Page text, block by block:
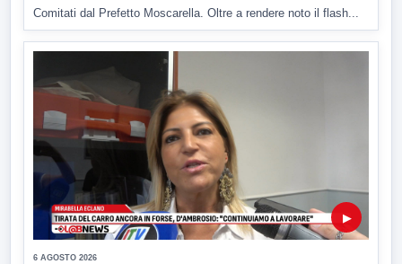
Comitati dal Prefetto Moscarella. Oltre a rendere noto il flash...
▶
6 AGOSTO 2026